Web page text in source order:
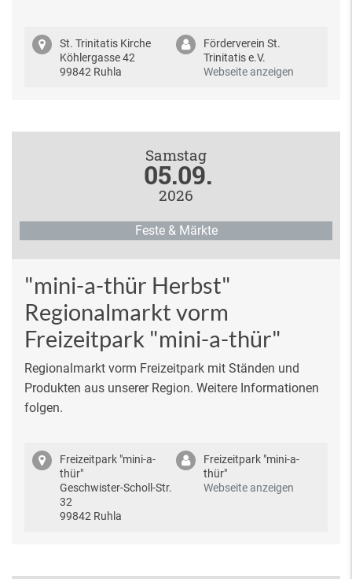
St. Trinitatis Kirche
Köhlergasse 42
99842 Ruhla
Förderverein St.
Trinitatis e.V.
Webseite anzeigen
Samstag
05.09.
2026
Feste & Märkte
"mini-a-thür Herbst"
Regionalmarkt vorm
Freizeitpark "mini-a-thür"
Regionalmarkt vorm Freizeitpark mit Ständen und
Produkten aus unserer Region. Weitere Informationen
folgen.
Freizeitpark "mini-a-
thür"
Geschwister-Scholl-Str.
32
99842 Ruhla
Freizeitpark "mini-a-
thür"
Webseite anzeigen